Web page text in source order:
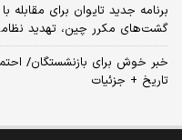
برنامه جدید تایوان برای مقابله
گشت‌های مکرر چین، تهدید
خبر خوش برای بازنشستگان/
تاریخ + جزئیات